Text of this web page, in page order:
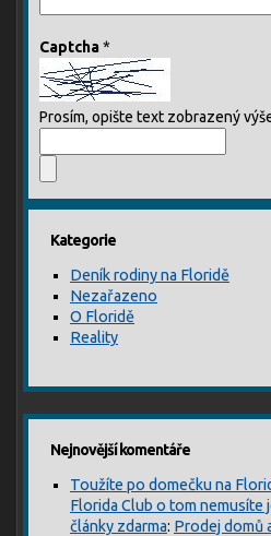
Captcha*
Prosím, opište text zobrazený
Kategorie
Deník rodiny na Floridě
Nezařazeno
O Floridě
Reality
Nejnovější komentáře
Toužíte po domečku na
Florida Club o tom nemusíte
články zdarma: Prodej domů